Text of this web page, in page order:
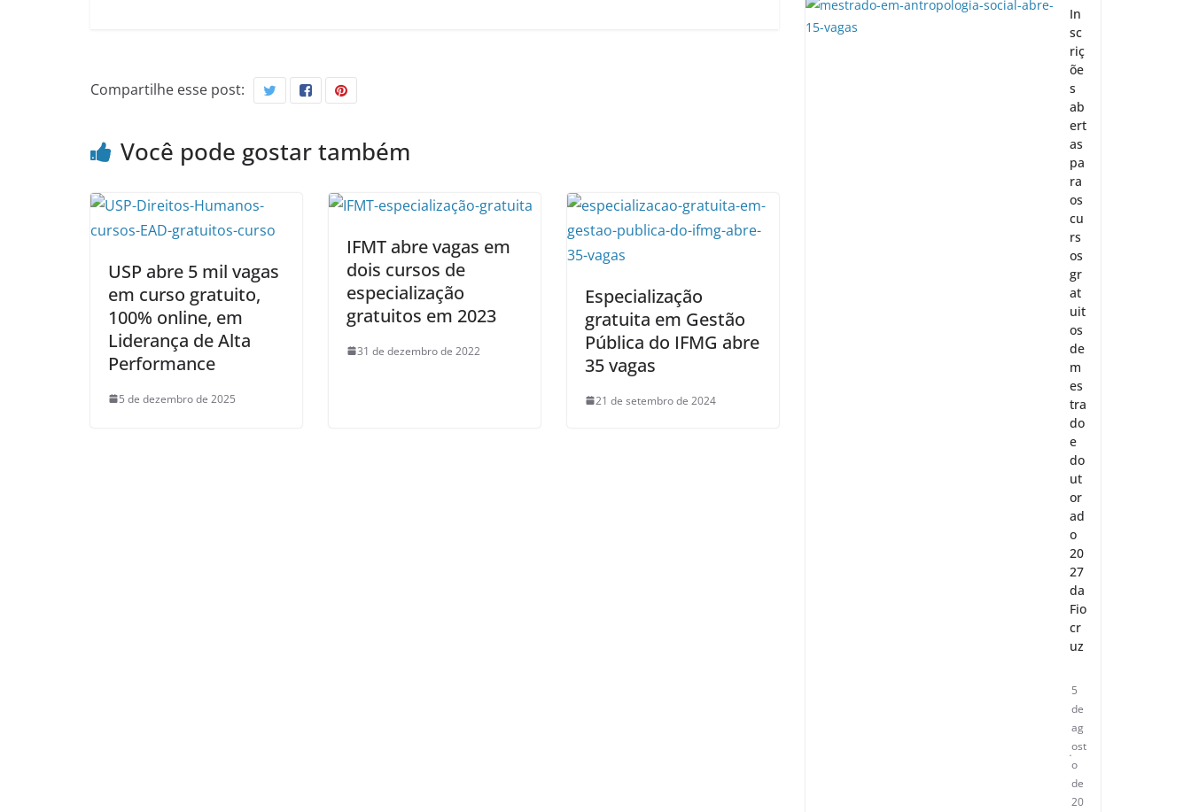
Compartilhe esse post:
Você pode gostar também
USP abre 5 mil vagas
em curso gratuito,
100% online, em
Liderança de Alta
Performance
5 de dezembro de 2025
IFMT abre vagas em
dois cursos de
especialização
gratuitos em 2023
31 de dezembro de 2022
Especialização
gratuita em Gestão
Pública do IFMG abre
35 vagas
21 de setembro de 2024
In
sc
riç
õe
s
ab
ert
as
pa
ra
os
cu
rs
os
gr
at
uit
os
de
m
es
tra
do
e
do
ut
or
ad
o
20
27
da
Fio
cr
uz
5
de
ag
ost
o
de
20